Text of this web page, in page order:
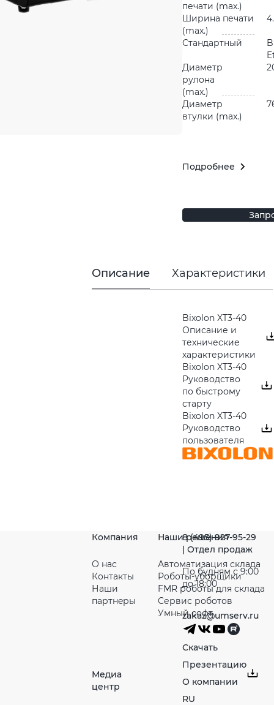
печати (max.)
Ширина печати
(max.)
Стандартный
Диаметр
рулона
(max.)
Диаметр
втулки (max.)
Подробнее
Описание Характеристики
Bixolon XT3-40
Описание и
технические
характеристики
Bixolon XT3-40
Руководство
по быстрому
старту
Bixolon XT3-40
Руководство
пользователя
Компания
О нас
Контакты
Наши
партнeры
Медиа
центр
Наши решения
Автоматизация склада
Роботы-уборщики
FMR роботы для склада
Сервис роботов
Умный софт
8 (495) 927-95-29
| Отдел продаж
По будням с 9:00
до 18:00
zakaz@umserv.ru
Скачать
Презентацию
О компании
RU